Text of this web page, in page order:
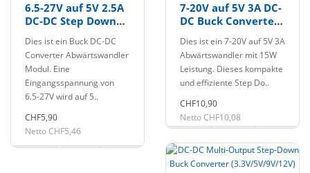
6.5-27V auf 5V 2.5A
DC-DC Step Down
Dies ist ein Buck DC-DC
Converter Abwärtswandler
Modul. Eine
Eingangsspannung von
6.5-27V wird auf 5..
CHF5,90
Netto CHF5,46
7-20V auf 5V 3A DC-
DC Buck Converter
Dies ist ein 7-20V auf 5V 3A
Abwärtswandler mit 15W
Leistung. Dieses kompakte
und effiziente Step Do..
CHF10,90
Netto CHF10,08